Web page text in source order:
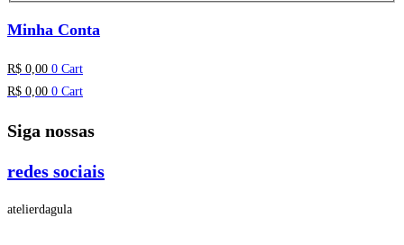
Minha Conta
R$ 0,00 0 Cart
R$ 0,00 0 Cart
Siga nossas
redes sociais
atelierdagula